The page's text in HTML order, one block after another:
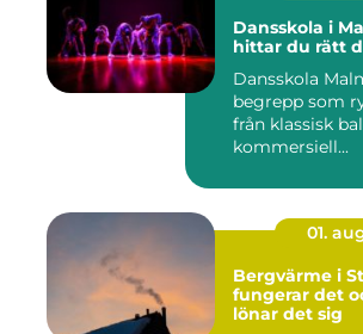
Dansskola i
hittar du rätt
Dansskola
begrepp som
från klassisk
kommersiell...
01.
Bergvärme i
fungerar det
lönar det sig